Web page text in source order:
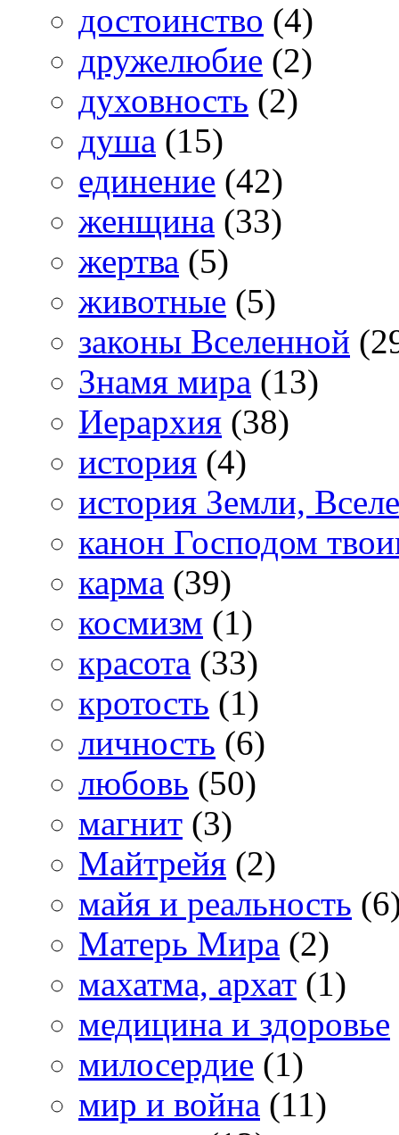
достоинство (4)
дружелюбие (2)
духовность (2)
душа (15)
единение (42)
женщина (33)
жертва (5)
животные (5)
законы Вселенной
Знамя мира (13)
Иерархия (38)
история (4)
история Земли,
канон Господом
карма (39)
космизм (1)
красота (33)
кротость (1)
личность (6)
любовь (50)
магнит (3)
Майтрейя (2)
майя и реальность
Матерь Мира (2)
махатма, архат (1)
медицина и здоровье
милосердие (1)
мир и война (11)